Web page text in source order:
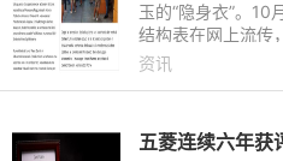
玉的“隐身衣”。10
结构表在网上流传
代表人身份掌权天
资讯
五菱连续六年获